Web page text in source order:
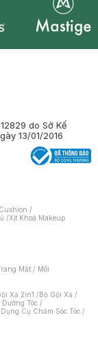
do Sở Kế
13/01/2016
/
/Xịt Khoá Makeup
Mắt / Môi
Xả 2in1 /Bộ Gội Xả /
Tóc /
Dụng Cụ Chăm Sóc Tóc /